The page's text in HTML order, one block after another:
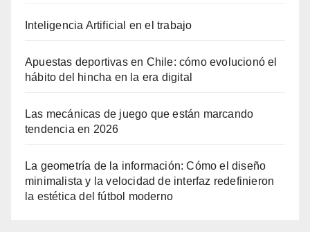
Inteligencia Artificial en el trabajo
Apuestas deportivas en Chile: cómo evolucionó el
hábito del hincha en la era digital
Las mecánicas de juego que están marcando
tendencia en 2026
La geometría de la información: Cómo el diseño
minimalista y la velocidad de interfaz redefinieron
la estética del fútbol moderno